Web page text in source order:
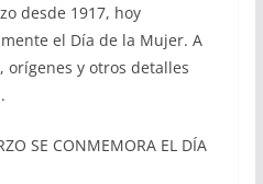
desde 1917, hoy
el Día de la Mujer. A
y otros detalles
SE CONMEMORA EL DÍA